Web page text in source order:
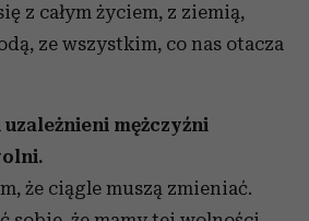
z całym życiem, z ziemią,
ze wszystkim, co nas otacza
mężczyźni
że ciągle muszą zmieniać.